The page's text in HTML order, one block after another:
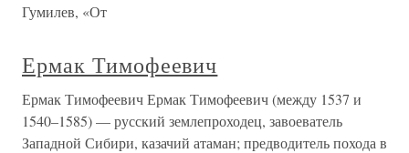
Гумилев, «От
Ермак Тимофеевич
Ермак Тимофеевич Ермак Тимофеевич (между 1537 и
1540–1585) — русский землепроходец, завоеватель
Западной Сибири, казачий атаман; предводитель похода в